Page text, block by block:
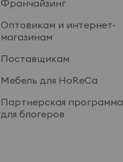
Франчайзинг
Оптовикам и интернет-
магазинам
Поставщикам
Мебель для HoReCa
Партнерская программа
для блогеров